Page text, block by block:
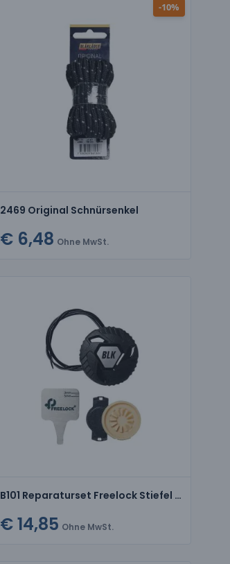
-10%
2469 Original Schnürsenkel
€ 6,48 Ohne MwSt.
B101 Reparaturset Freelock Stiefel Schwarz/Mittelgrau
€ 14,85 Ohne MwSt.